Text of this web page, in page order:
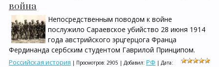
война
Непосредственным поводом к войне
послужило Сараевское убийство 28 июня 1914
года австрийского эрцгерцога Франца
Фердинанда сербским студентом Гаврилой Принципом.
Российская история | Просмотров: 2905 | Добавил: РФ | Дата: